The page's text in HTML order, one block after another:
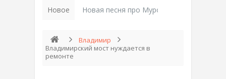
Новое История «Дома Куренкова» в Коврове
Владимир
Владимирский мост нуждается в
ремонте